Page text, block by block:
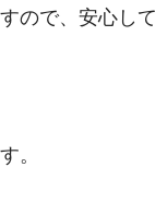
ので、安心し
。